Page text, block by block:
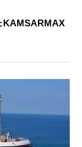
KAMSARMAX